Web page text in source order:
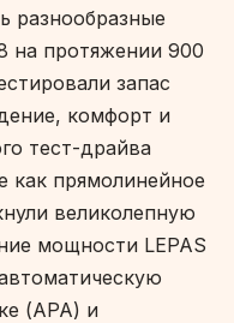
разнообразные
на протяжении 900
запас
комфорт и
тест-драйва
как прямолинейное
великолепную
мощности LEPAS
(APA) и